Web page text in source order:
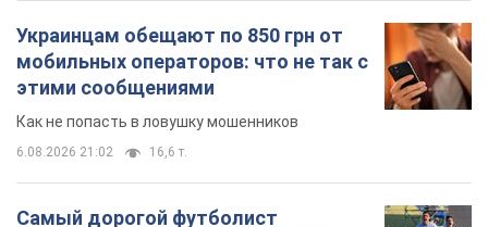
6.08.2026 20:48